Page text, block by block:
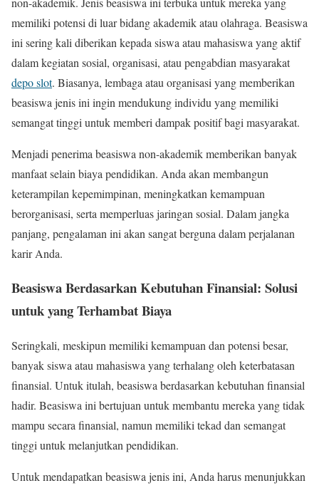
memiliki potensi di luar bidang akademik atau olahraga. Beasiswa
ini sering kali diberikan kepada siswa atau mahasiswa yang aktif
dalam kegiatan sosial, organisasi, atau pengabdian masyarakat
depo slot. Biasanya, lembaga atau organisasi yang memberikan
beasiswa jenis ini ingin mendukung individu yang memiliki
semangat tinggi untuk memberi dampak positif bagi masyarakat.
Menjadi penerima beasiswa non-akademik memberikan banyak
manfaat selain biaya pendidikan. Anda akan membangun
keterampilan kepemimpinan, meningkatkan kemampuan
berorganisasi, serta memperluas jaringan sosial. Dalam jangka
panjang, pengalaman ini akan sangat berguna dalam perjalanan
karir Anda.
Beasiswa Berdasarkan Kebutuhan Finansial: Solusi
untuk yang Terhambat Biaya
Seringkali, meskipun memiliki kemampuan dan potensi besar,
banyak siswa atau mahasiswa yang terhalang oleh keterbatasan
finansial. Untuk itulah, beasiswa berdasarkan kebutuhan finansial
hadir. Beasiswa ini bertujuan untuk membantu mereka yang tidak
mampu secara finansial, namun memiliki tekad dan semangat
tinggi untuk melanjutkan pendidikan.
Untuk mendapatkan beasiswa jenis ini, Anda harus menunjukkan